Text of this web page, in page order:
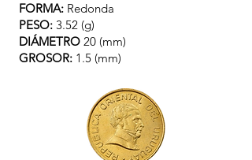
FORMA: Redonda
PESO: 3.52 (g)
DIÁMETRO 20 (mm)
GROSOR: 1.5 (mm)